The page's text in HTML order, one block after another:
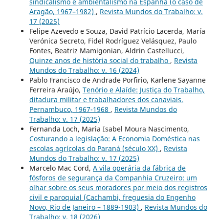
Aragão, 1967–1982) , Revista Mundos do Trabalho: v.
17 (2025)
Felipe Azevedo e Souza, David Patrício Lacerda, María
Verónica Secreto, Fidel Rodríguez Velásquez, Paulo
Fontes, Beatriz Mamigonian, Aldrin Castellucci,
Quinze anos de história social do trabalho , Revista
Mundos do Trabalho: v. 16 (2024)
Pablo Francisco de Andrade Porfirio, Karlene Sayanne
Ferreira Araújo, Tenório e Alaíde: Justiça do Trabalho,
ditadura militar e trabalhadores dos canaviais.
Pernambuco, 1967-1968 , Revista Mundos do
Trabalho: v. 17 (2025)
Fernanda Loch, Maria Isabel Moura Nascimento,
Costurando a legislação: A Economia Doméstica nas
escolas agrícolas do Paraná (século XX) , Revista
Mundos do Trabalho: v. 17 (2025)
Marcelo Mac Cord, A vila operária da fábrica de
fósforos de segurança da Companhia Cruzeiro: um
olhar sobre os seus moradores por meio dos registros
civil e paroquial (Cachambi, freguesia do Engenho
Novo, Rio de Janeiro – 1889-1903) , Revista Mundos do
Trabalho: v. 18 (2026)